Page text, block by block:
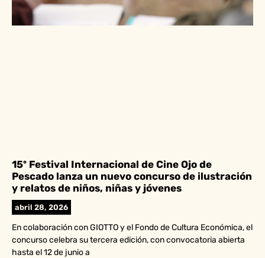
15º Festival Internacional de Cine Ojo de
Pescado lanza un nuevo concurso de ilustración
y relatos de niños, niñas y jóvenes
abril 28, 2026
En colaboración con GIOTTO y el Fondo de Cultura Económica, el
concurso celebra su tercera edición, con convocatoria abierta
hasta el 12 de junio a